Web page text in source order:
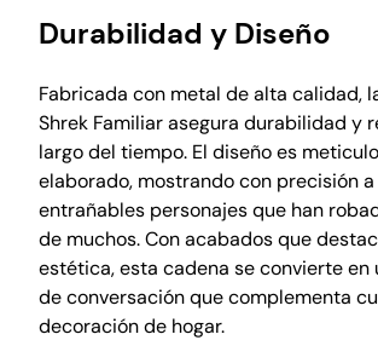
t
d
a
d
Durabilidad y Diseño
Fabricada con metal de alta calidad,
Shrek Familiar asegura durabilidad y
largo del tiempo. El diseño es
elaborado, mostrando con precisión
entrañables personajes que han
de muchos. Con acabados que
estética, esta cadena se convierte en
de conversación que complementa
decoración de hogar.